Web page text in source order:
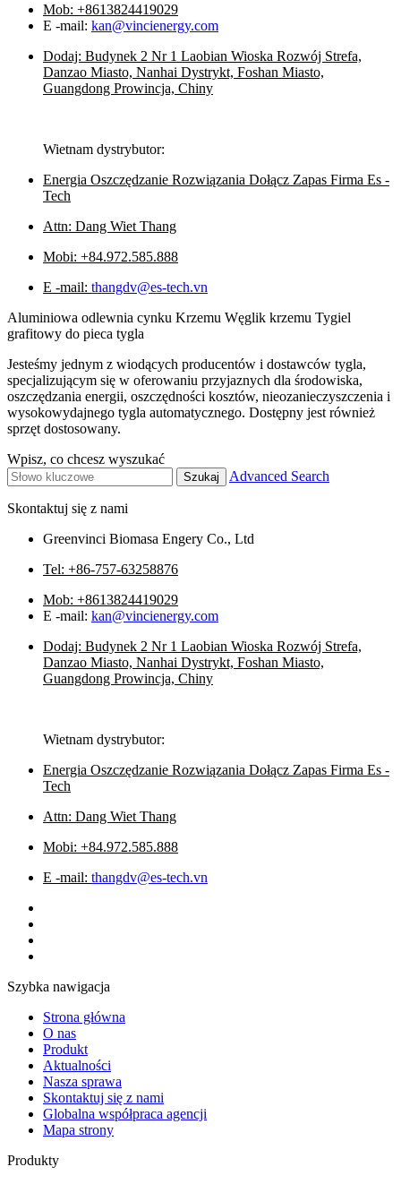
Mob: +8613824419029
E -mail: kan@vincienergy.com
Dodaj: Budynek 2 Nr 1 Laobian Wioska Rozwój Strefa,
Danzao Miasto, Nanhai Dystrykt, Foshan Miasto,
Guangdong Prowincja, Chiny
Wietnam dystrybutor:
Energia Oszczędzanie Rozwiązania Dołącz Zapas Firma Es -
Tech
Attn: Dang Wiet Thang
Mobi: +84.972.585.888
E -mail: thangdv@es-tech.vn
Aluminiowa odlewnia cynku Krzemu Węglik krzemu Tygiel
grafitowy do pieca tygla
Jesteśmy jednym z wiodących producentów i dostawców tygla,
specjalizującym się w oferowaniu przyjaznych dla środowiska,
oszczędzania energii, oszczędności kosztów, nieozanieczyszczenia i
wysokowydajnego tygla automatycznego. Dostępny jest również
sprzęt dostosowany.
Wpisz, co chcesz wyszukać
Advanced Search
Skontaktuj się z nami
Greenvinci Biomasa Engery Co., Ltd
Tel: +86-757-63258876
Mob: +8613824419029
E -mail: kan@vincienergy.com
Dodaj: Budynek 2 Nr 1 Laobian Wioska Rozwój Strefa,
Danzao Miasto, Nanhai Dystrykt, Foshan Miasto,
Guangdong Prowincja, Chiny
Wietnam dystrybutor:
Energia Oszczędzanie Rozwiązania Dołącz Zapas Firma Es -
Tech
Attn: Dang Wiet Thang
Mobi: +84.972.585.888
E -mail: thangdv@es-tech.vn
Szybka nawigacja
Strona główna
O nas
Produkt
Aktualności
Nasza sprawa
Skontaktuj się z nami
Globalna współpraca agencji
Mapa strony
Produkty